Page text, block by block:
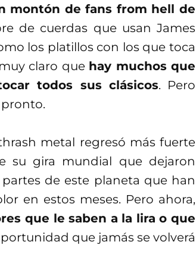
montón de fans from hell de
de cuerdas que usan James
los platillos con los que toca
claro que hay muchos que
todos sus clásicos. Pero
metal regresó más fuerte
su gira mundial que dejaron
de este planeta que han
en estos meses. Pero ahora,
que le saben a la lira o que
que jamás se volverá